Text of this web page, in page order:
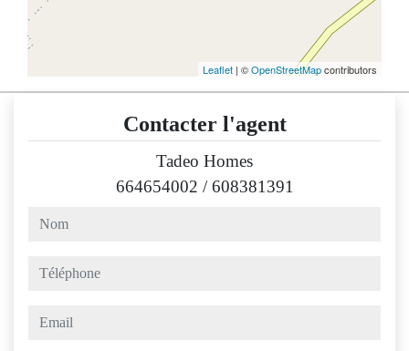
Leaflet | ©OpenStreetMapcontributors
Contacter l'agent
Tadeo Homes
664654002 /608381391
nom
téléphone
email